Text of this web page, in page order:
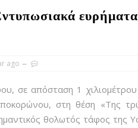
ago
σε απόσταση 1 χιλιομέτρου
στη θέση «Της
θολωτός τάφος της